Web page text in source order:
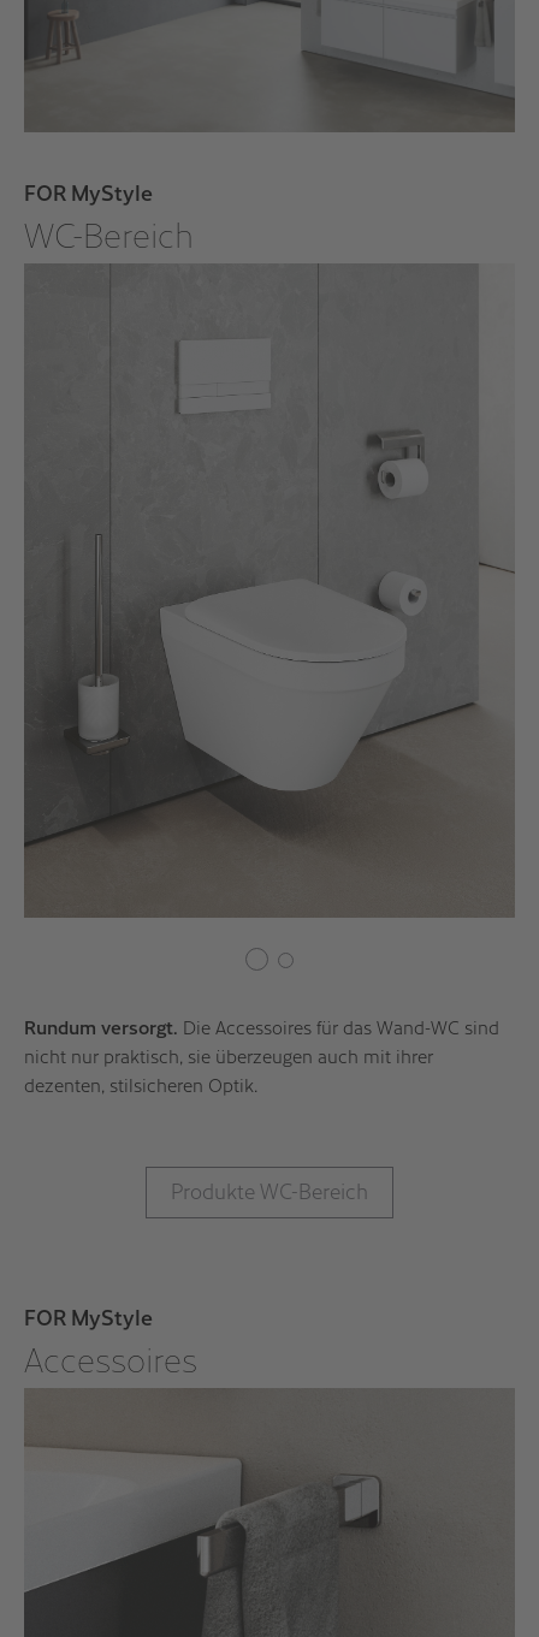
FOR MyStyle
WC-Bereich
Rundum versorgt. Die Accessoires für das Wand-WC sind
nicht nur praktisch, sie überzeugen auch mit ihrer
dezenten, stilsicheren Optik.
Produkte WC-Bereich
FOR MyStyle
Accessoires